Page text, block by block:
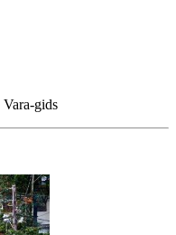
gids